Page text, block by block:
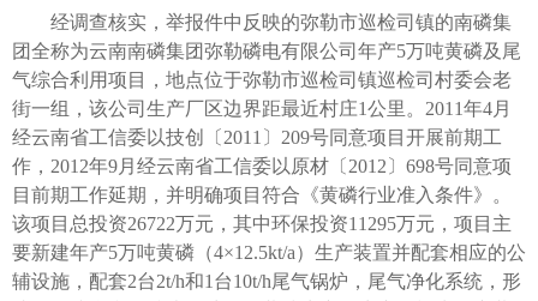
经调查核实，举报件中反映的弥勒市巡检司镇的南磷集
团全称为云南南磷集团弥勒磷电有限公司年产5万吨黄磷及尾
气综合利用项目，地点位于弥勒市巡检司镇巡检司村委会老
街一组，该公司生产厂区边界距最近村庄1公里。2011年4月
经云南省工信委以技创〔2011〕209号同意项目开展前期工
作，2012年9月经云南省工信委以原材〔2012〕698号同意项
目前期工作延期，并明确项目符合《黄磷行业准入条件》。
该项目总投资26722万元，其中环保投资11295万元，项目主
要新建年产5万吨黄磷（4×12.5kt/a）生产装置并配套相应的公
辅设施，配套2台2t/h和1台10t/h尾气锅炉，尾气净化系统，形